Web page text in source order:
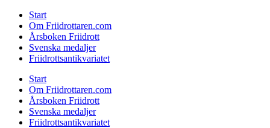
Start
Om Friidrottaren.com
Årsboken Friidrott
Svenska medaljer
Friidrottsantikvariatet
Start
Om Friidrottaren.com
Årsboken Friidrott
Svenska medaljer
Friidrottsantikvariatet